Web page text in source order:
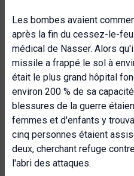
Les bombes avaient
après la fin du cessez-le-
médical de Nasser. Alors
missile a frappé le sol à
était le plus grand hôpital
environ 200 % de sa
blessures de la guerre
femmes et d'enfants y
cinq personnes étaient
deux, cherchant refuge
l'abri des attaques.